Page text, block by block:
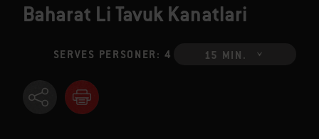
Baharat Li Tavuk Kanatlari
SERVES PERSONER: 4 15 MIN.